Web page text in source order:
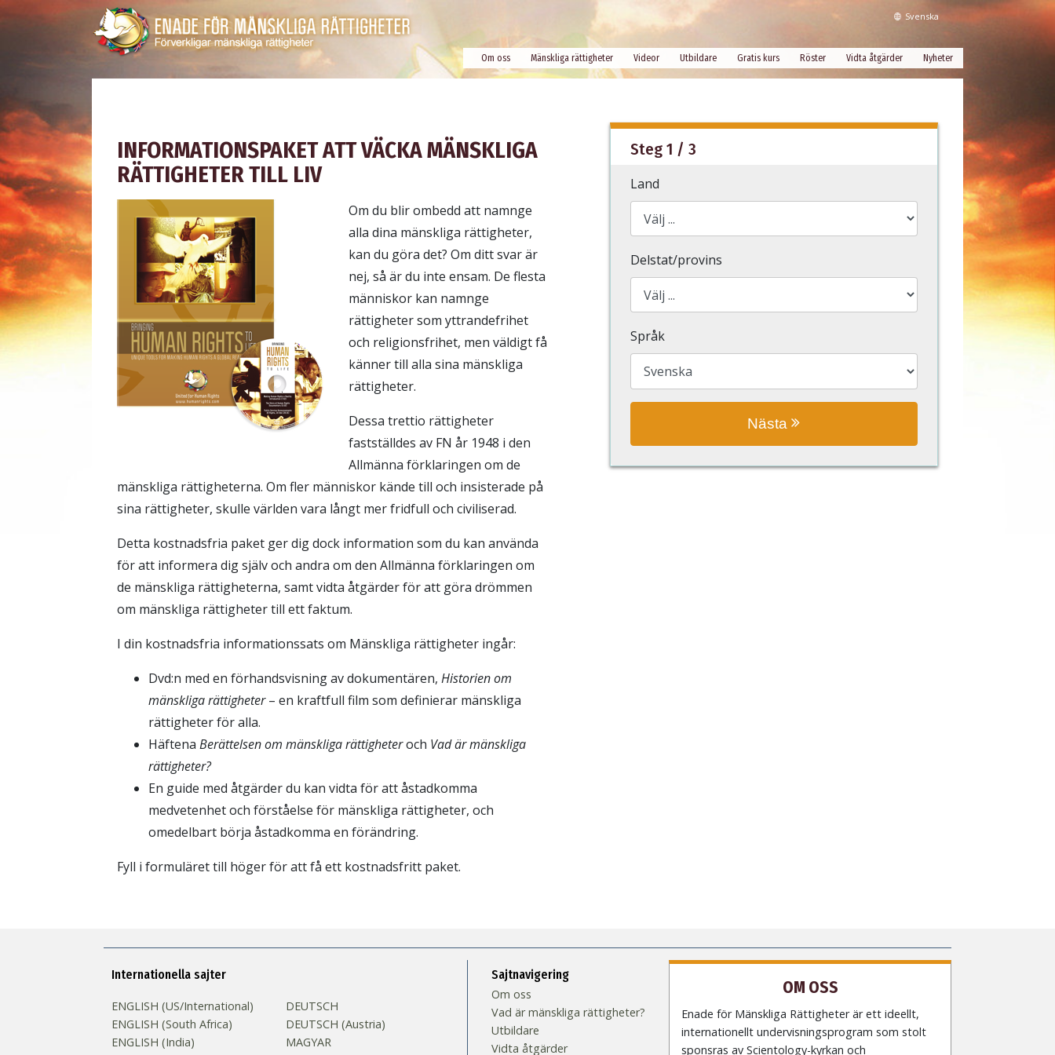
Svenska
Om oss Mänskliga rättigheter Videor Utbildare Gratis kurs Röster Vidta åtgärder Nyheter
INFORMATIONSPAKET ATT VÄCKA MÄNSKLIGA
RÄTTIGHETER TILL LIV
Om du blir ombedd att namnge
alla dina mänskliga rättigheter,
kan du göra det? Om ditt svar är
nej, så är du inte ensam. De flesta
människor kan namnge
rättigheter som yttrandefrihet
och religionsfrihet, men väldigt få
känner till alla sina mänskliga
rättigheter.
Dessa trettio rättigheter
fastställdes av FN år 1948 i den
Allmänna förklaringen om de
mänskliga rättigheterna. Om fler människor kände till och insisterade på
sina rättigheter, skulle världen vara långt mer fridfull och civiliserad.
Detta kostnadsfria paket ger dig dock information som du kan använda
för att informera dig själv och andra om den Allmänna förklaringen om
de mänskliga rättigheterna, samt vidta åtgärder för att göra drömmen
om mänskliga rättigheter till ett faktum.
I din kostnadsfria informationssats om Mänskliga rättigheter ingår:
Dvd:n med en förhandsvisning av dokumentären, Historien om
mänskliga rättigheter– en kraftfull film som definierar mänskliga
rättigheter för alla.
Häftena Berättelsen om mänskliga rättigheteroch Vad är mänskliga
rättigheter?
En guide med åtgärder du kan vidta för att åstadkomma
medvetenhet och förståelse för mänskliga rättigheter, och
omedelbart börja åstadkomma en förändring.
Fyll i formuläret till höger för att få ett kostnadsfritt paket.
Steg 1 / 3
Land
Delstat/provins
Språk
Nästa
Internationella sajter
ENGLISH (US/International)
ENGLISH (South Africa)
ENGLISH (India)
DEUTSCH
DEUTSCH (Austria)
MAGYAR
Sajtnavigering
Om oss
Vad är mänskliga rättigheter?
Utbildare
Vidta åtgärder
OM OSS
Enade för Mänskliga Rättigheter är ett ideellt,
internationellt undervisningsprogram som stolt
sponsras av Scientology-kyrkan och